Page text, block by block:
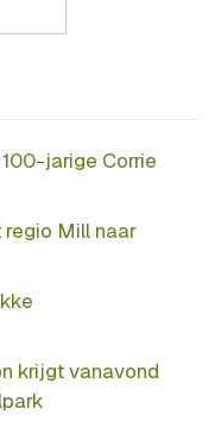
jarige Corrie
regio Mill naar
krijgt vanavond